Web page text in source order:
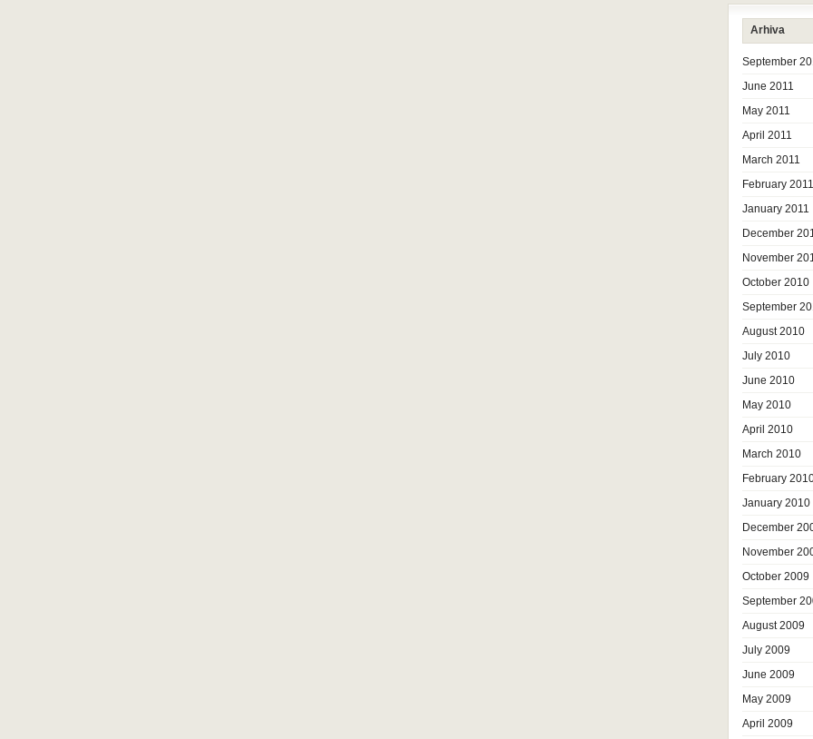
Arhiva
September
June 2011
May 2011
April 2011
March 2011
February 2011
January 2011
December
November
October 2010
September
August 2010
July 2010
June 2010
May 2010
April 2010
March 2010
February
January 2010
December
November
October 2009
September
August 2009
July 2009
June 2009
May 2009
April 2009